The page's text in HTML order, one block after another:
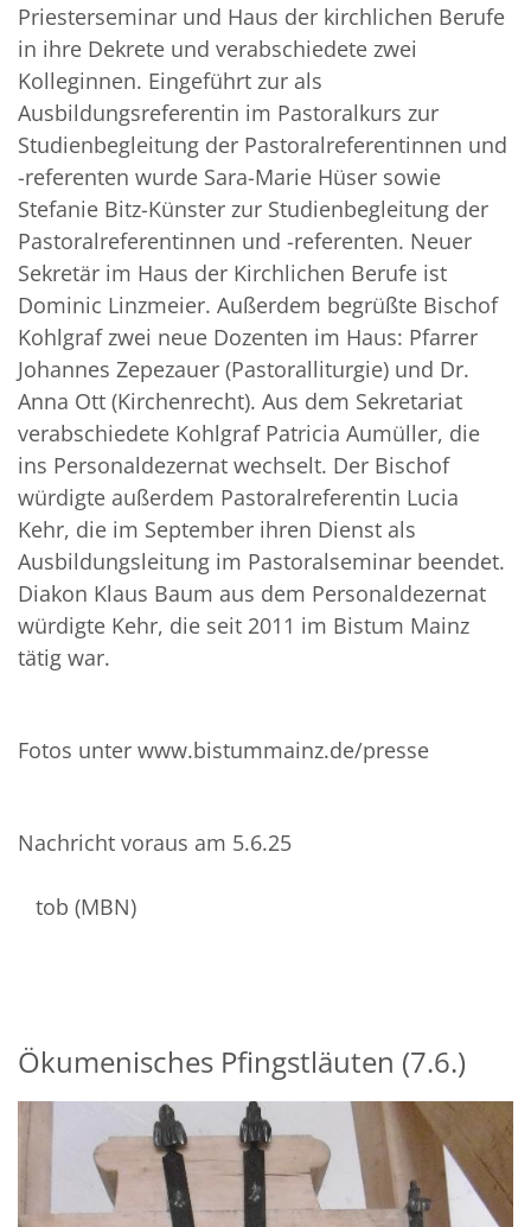
Priesterseminar und Haus der kirchlichen Berufe
in ihre Dekrete und verabschiedete zwei
Kolleginnen. Eingeführt zur als
Ausbildungsreferentin im Pastoralkurs zur
Studienbegleitung der Pastoralreferentinnen und
-referenten wurde Sara-Marie Hüser sowie
Stefanie Bitz-Künster zur Studienbegleitung der
Pastoralreferentinnen und -referenten. Neuer
Sekretär im Haus der Kirchlichen Berufe ist
Dominic Linzmeier. Außerdem begrüßte Bischof
Kohlgraf zwei neue Dozenten im Haus: Pfarrer
Johannes Zepezauer (Pastoralliturgie) und Dr.
Anna Ott (Kirchenrecht). Aus dem Sekretariat
verabschiedete Kohlgraf Patricia Aumüller, die
ins Personaldezernat wechselt. Der Bischof
würdigte außerdem Pastoralreferentin Lucia
Kehr, die im September ihren Dienst als
Ausbildungsleitung im Pastoralseminar beendet.
Diakon Klaus Baum aus dem Personaldezernat
würdigte Kehr, die seit 2011 im Bistum Mainz
tätig war.
Fotos unter www.bistummainz.de/presse
Nachricht voraus am 5.6.25
tob (MBN)
Ökumenisches Pfingstläuten (7.6.)